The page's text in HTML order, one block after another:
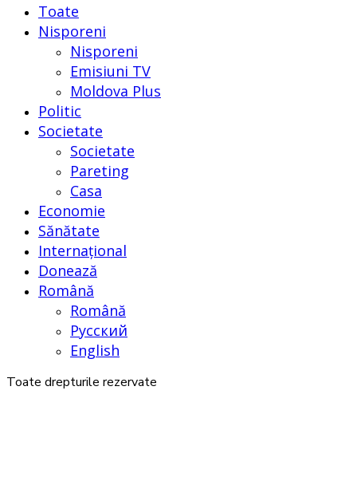
Toate
Nisporeni
Nisporeni
Emisiuni TV
Moldova Plus
Politic
Societate
Societate
Pareting
Casa
Economie
Sănătate
Internațional
Donează
Română
Română
Русский
English
Toate drepturile rezervate